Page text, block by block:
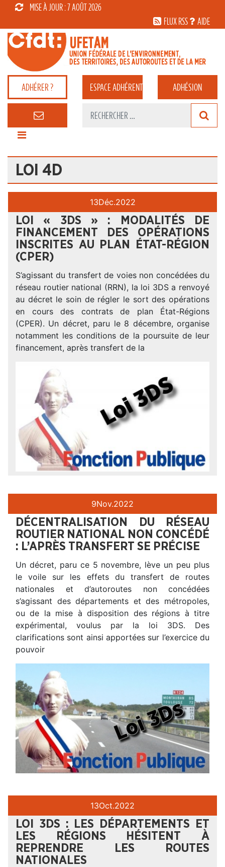
MISE À JOUR : 7 AOÛT 2026
FLUX RSS
AIDE
ADHÉRER ? ESPACEADHÉRENT ADHÉSION
LOI 4D
13Déc.2022
LOI « 3DS » : MODALITÉS DE
FINANCEMENT DES OPÉRATIONS
INSCRITES AU PLAN ÉTAT-RÉGION
(CPER)
S’agissant du transfert de voies non concédées du
réseau routier national (RRN), la loi 3DS a renvoyé
au décret le soin de régler le sort des opérations
en cours des contrats de plan État-Régions
(CPER). Un décret, paru le 8 décembre, organise
notamment les conditions de la poursuite de leur
financement, après transfert de la
9Nov.2022
DÉCENTRALISATION DU RÉSEAU
ROUTIER NATIONAL NON CONCÉDÉ
: L’APRÈS TRANSFERT SE PRÉCISE
Un décret, paru ce 5 novembre, lève un peu plus
le voile sur les effets du transfert de routes
nationales et d’autoroutes non concédées
s’agissant des départements et des métropoles,
ou de la mise à disposition des régions à titre
expérimental, voulus par la loi 3DS. Des
clarifications sont ainsi apportées sur l’exercice du
pouvoir
13Oct.2022
LOI 3DS : LES DÉPARTEMENTS ET
LES RÉGIONS HÉSITENT À
REPRENDRE LES ROUTES
NATIONALES